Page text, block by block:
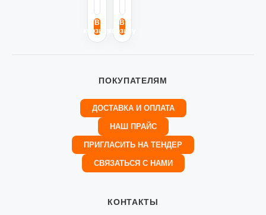
В
корзину
В
корзину
ПОКУПАТЕЛЯМ
ДОСТАВКА И ОПЛАТА
НАШ ПРАЙС
ПРИГЛАСИТЬ НА ТЕНДЕР
СВЯЗАТЬСЯ С НАМИ
КОНТАКТЫ